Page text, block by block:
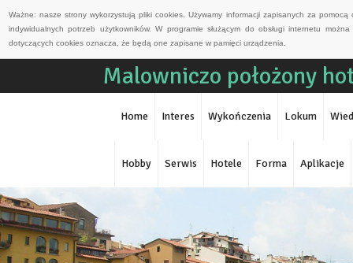
Ważne: nasze strony wykorzystują pliki cookies. Używamy informacji zapisanych za
indywidualnych potrzeb użytkowników. W programie służącym do obsługi internetu
dotyczących cookies oznacza, że będą one zapisane w pamięci urządzenia.
Malowniczo położony
Home Interes Wykończenia Lokum
Hobby Serwis Hotele Forma Aplikacje